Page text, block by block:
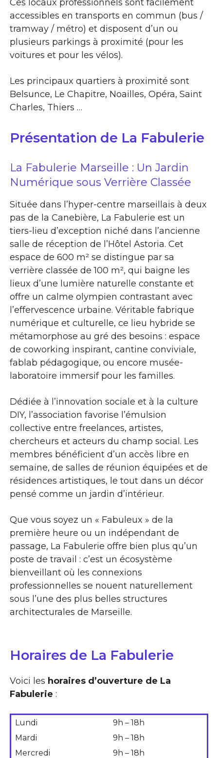
Ces locaux professionnels sont facilement
accessibles en transports en commun (bus /
tramway / métro) et disposent d’un ou
plusieurs parkings à proximité (pour les
voitures et pour les vélos).
Les principaux quartiers à proximité sont
Belsunce, Le Chapitre, Noailles, Opéra, Saint
Charles, Thiers …
Présentation de La Fabulerie
La Fabulerie Marseille : Un Jardin
Numérique sous Verrière Classée
Située dans l’hyper-centre marseillais à deux
pas de la Canebière, La Fabulerie est un
tiers-lieu d’exception niché dans l’ancienne
salle de réception de l’Hôtel Astoria. Cet
espace de 600 m² se distingue par sa
verrière classée de 100 m², qui baigne les
lieux d’une lumière naturelle constante et
offre un calme olympien contrastant avec
l’effervescence urbaine. Véritable fabrique
numérique et culturelle, ce lieu hybride se
métamorphose au gré des besoins : espace
de coworking inspirant, cantine conviviale,
fablab pédagogique, ou encore musée-
laboratoire immersif pour les familles.
Dédiée à l’innovation sociale et à la culture
DIY, l’association favorise l’émulsion
collective entre freelances, artistes,
chercheurs et acteurs du champ social. Les
membres bénéficient d’un accès libre en
semaine, de salles de réunion équipées et de
résidences artistiques, le tout dans un décor
pensé comme un jardin d’intérieur.
Que vous soyez un « Fabuleux » de la
première heure ou un indépendant de
passage, La Fabulerie offre bien plus qu’un
poste de travail : c’est un écosystème
bienveillant où les connexions
professionnelles se nouent naturellement
sous l’une des plus belles structures
architecturales de Marseille.
Horaires de La Fabulerie
Voici les horaires d’ouverture de La
Fabulerie :
Lundi
9h – 18h
Mardi
9h – 18h
Mercredi
9h – 18h